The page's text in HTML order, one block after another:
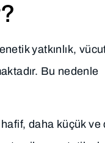
yatkınlık,
Bu nedenle
daha küçük ve